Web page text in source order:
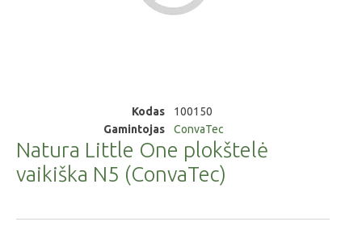
Kodas
100150
Gamintojas
ConvaTec
Natura Little One plokštelė
vaikiška N5 (ConvaTec)